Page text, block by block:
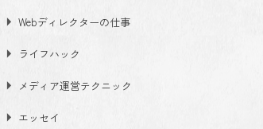
Webディレクターの仕事
ライフハック
メディア運営テクニック
エッセイ